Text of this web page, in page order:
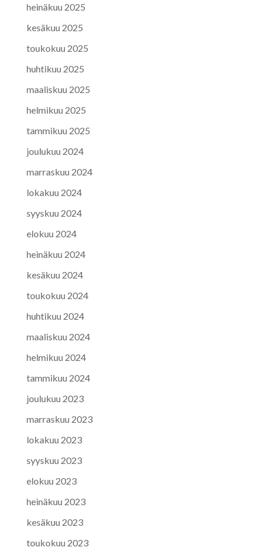
heinäkuu 2025
kesäkuu 2025
toukokuu 2025
huhtikuu 2025
maaliskuu 2025
helmikuu 2025
tammikuu 2025
joulukuu 2024
marraskuu 2024
lokakuu 2024
syyskuu 2024
elokuu 2024
heinäkuu 2024
kesäkuu 2024
toukokuu 2024
huhtikuu 2024
maaliskuu 2024
helmikuu 2024
tammikuu 2024
joulukuu 2023
marraskuu 2023
lokakuu 2023
syyskuu 2023
elokuu 2023
heinäkuu 2023
kesäkuu 2023
toukokuu 2023